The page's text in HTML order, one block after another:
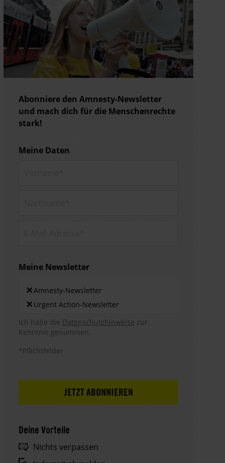
Abonniere den Amnesty-Newsletter
und mach dich für die Menschenrechte
stark!
Meine Daten
Meine Newsletter
×Amnesty-Newsletter
× Urgent Action-Newsletter
Hinweis DSE
Ich habe die Datenschutzhinweise zur
Kenntnis genommen.
*Pflichtfelder
Deine Vorteile
Nichts verpassen